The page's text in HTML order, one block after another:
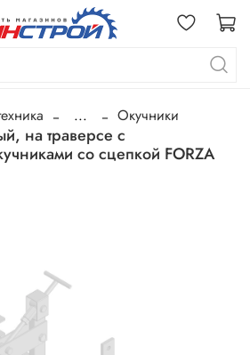
... Окучники
на траверсе с
со сцепкой FORZA